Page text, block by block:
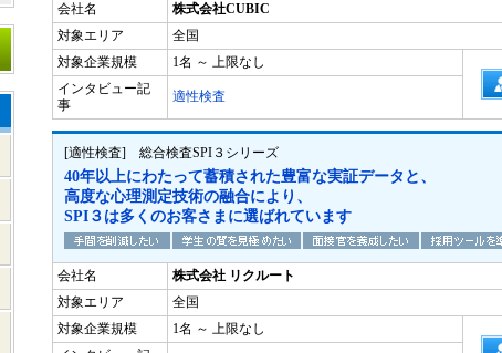
会社名
株式会社CUBIC
対象エリア
全国
対象企業規模
1名 ～ 上限なし
インタビュー記
事
適性検査
[適性検査] 総合検査SPI３シリーズ
40年以上にわたって蓄積された豊富な実証データと、
高度な心理測定技術の融合により、
SPI３は多くのお客さまに選ばれています
会社名
株式会社 リクルート
対象エリア
全国
対象企業規模
1名 ～ 上限なし